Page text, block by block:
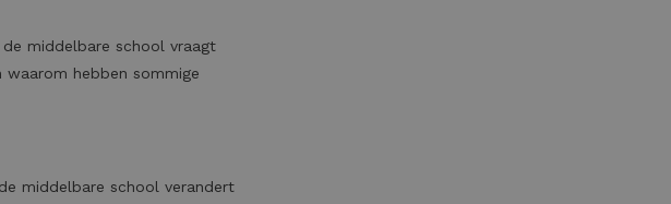
middelbare school vraagt
waarom hebben sommige
middelbare school verandert